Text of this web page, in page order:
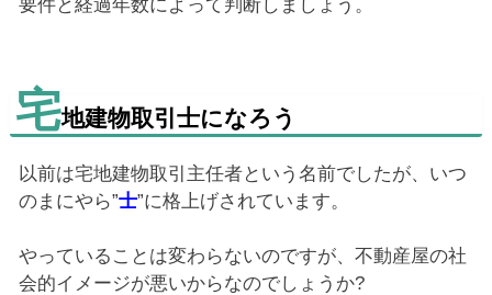
要件と経過年数によって判断しましょう。
宅地建物取引士になろう
以前は宅地建物取引主任者という名前でしたが、いつ
のまにやら”士”に格上げされています。
やっていることは変わらないのですが、不動産屋の社
会的イメージが悪いからなのでしょうか?